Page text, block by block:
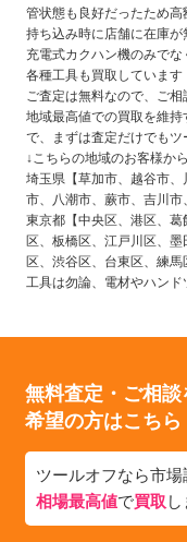
管状態も良好だったため高
持ち込み時に店舗に在庫が
充電式カクハン機のみで
各種工具も買取しています
ご査定は無料なので、ご
地域最高値での買取を維
で、まずは査定だけでもツ
↓こちらの地域のお客様か
埼玉県【草加市、越谷市
市、八潮市、蕨市、吉川市
東京都【中央区、港区、
区、板橋区、江戸川区、
区、渋谷区、台東区、練馬
工具は勿論、電材やハン
無料査定・ご相談
希望の方はこちら
ツールオフなら市
相場最高値で買取 し